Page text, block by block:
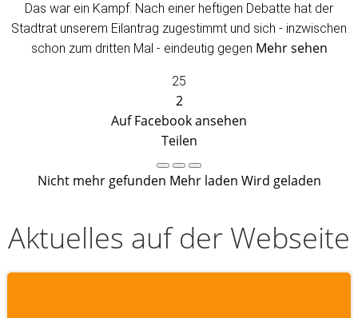
Das war ein Kampf. Nach einer heftigen Debatte hat der
Stadtrat unserem Eilantrag zugestimmt und sich - inzwischen
schon zum dritten Mal - eindeutig gegen Mehr sehen
25
2
Auf Facebook ansehen
Teilen
Nicht mehr gefunden Mehr laden Wird geladen
Aktuelles auf der Webseite